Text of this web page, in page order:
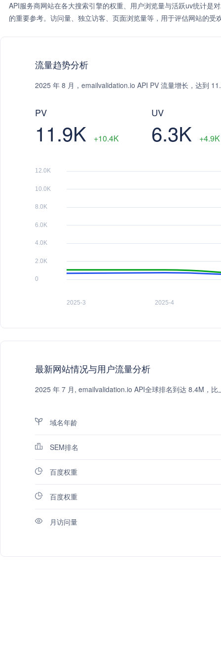
API服务商网站在各大搜索引擎的权重、用户浏览量与活跃uv统计是
的重要参考。访问量、独立访客、页面浏览量等，用于评估网站的
流量趋势分析
2025 年 8 月，emailvalidation.io API PV 流量增长，达到
PV
11.9K +10.4K
UV
6.3K +4.9K
最新网站情况与用户流量分析
2025 年 7 月, emailvalidation.io API全球排名到达 8.4M，
域名年龄
SEM排名
百度权重
百度权重
月访问量